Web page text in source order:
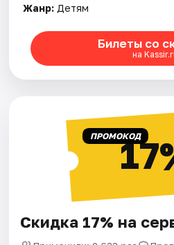
Жанр: Детям
Билеты со
на
ПРОМОКОД
Скидка 17% на